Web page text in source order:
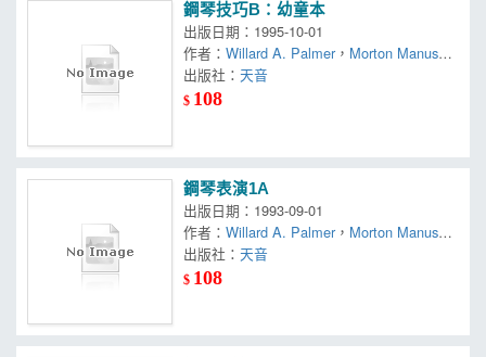
鋼琴技巧B：幼童本
出版日期：1995-10-01
作者：Willard A. Palmer ， Morton Manus，
Amanda Vick Lethco
出版社：
$ 108
鋼琴表演1A
出版日期：1993-09-01
作者：Willard A. Palmer ， Morton Manus，
Amanda Vick Lethco
出版社：
$ 108